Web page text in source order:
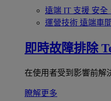
遠端 IT 支援 安全
運營技術 遠端車
即時故障排除
在使用者受到影響前解
瞭解更多